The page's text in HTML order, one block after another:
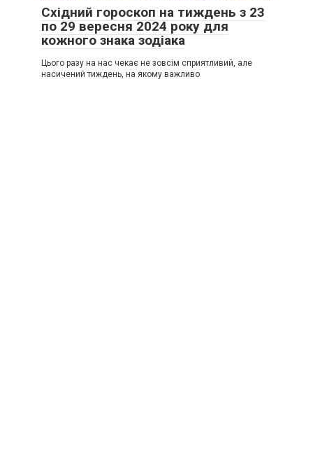
Східний гороскоп на тиждень з 23
по 29 вересня 2024 року для
кожного знака зодіака
Цього разу на нас чекає не зовсім сприятливий, але
насичений тиждень, на якому важливо